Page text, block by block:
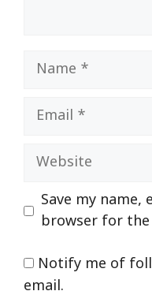
Name
Email
Website
Save my name,
browser for
Notify me of
email.